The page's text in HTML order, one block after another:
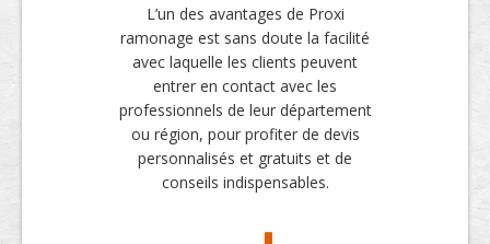
L’un des avantages de Proxi
ramonage est sans doute la facilité
avec laquelle les clients peuvent
entrer en contact avec les
professionnels de leur département
ou région, pour profiter de devis
personnalisés et gratuits et de
conseils indispensables.